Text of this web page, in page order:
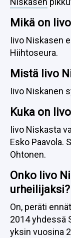
Mikä on
Hiihtoseura.
Mistä Iivo
Kuka on
Iivo Niskasta
Esko Paavola.
Ohtonen.
Onko Iivo
urheilijaksi?
On, peräti
2014 yhdessä
yksin vuosina